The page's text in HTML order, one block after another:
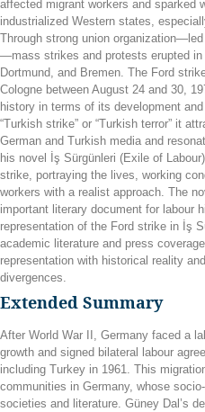
affected migrant workers and sparked
industrialized Western states,
Through strong union
—mass strikes and protests erupted
Dortmund, and Bremen. The Ford
Cologne between August 24 and 30,
history in terms of its development
“Turkish strike” or “Turkish terror” it
German and Turkish media and
his novel İş Sürgünleri (Exile of
strike, portraying the lives, working
workers with a realist approach. The
important literary document for labour
representation of the Ford strike in İş
academic literature and press
representation with historical reality
divergences.
Extended Summary
After World War II, Germany faced a
growth and signed bilateral labour
including Turkey in 1961. This
communities in Germany, whose
societies and literature. Güney Dal’s